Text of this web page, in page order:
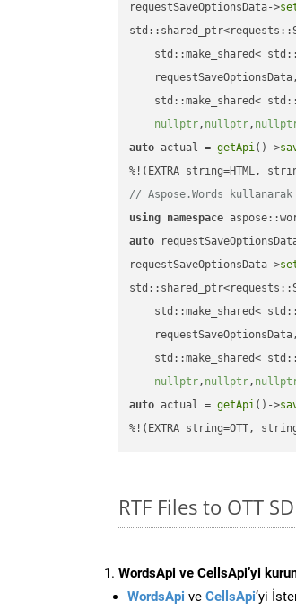
requestSaveOptionsData->
std::make_shared<
    requestSaveOptionsData,
std::make_shared<
nullptr, nullptr,
auto actual = getApi()->
// Aspose.Words kullanarak
using namespace
auto
requestSaveOptionsData->
std::make_shared<
    requestSaveOptionsData,
std::make_shared<
nullptr, nullptr,
auto actual = getApi()->
%!(EXTRA string=OTT,
RTF Files to OTT
WordsApi ve CellsApi’yi
WordsApi ve CellsApi‘yi